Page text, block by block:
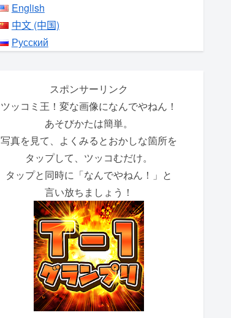
English
中文 (中国)
Русский
スポンサーリンク
ツッコミ王！変な画像になんでやねん！
あそびかたは簡単。
写真を見て、よくみるとおかしな箇所を
タップして、ツッコむだけ。
タップと同時に「なんでやねん！」と
言い放ちましょう！